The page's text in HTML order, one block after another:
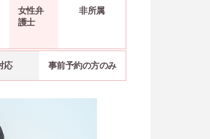
女性弁
護士
非所属
応 事前予約の方のみ